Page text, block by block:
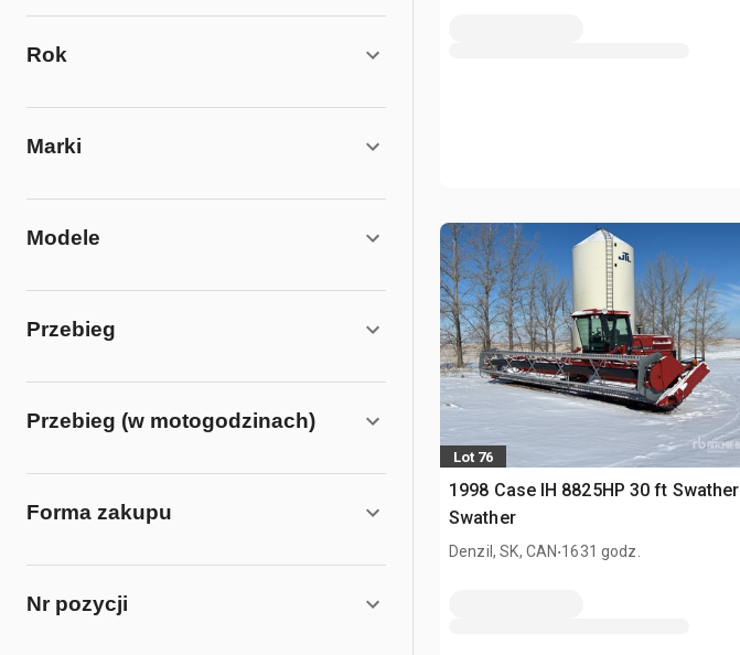
Rok
Marki
Modele
Przebieg
Przebieg (w motogodzinach)
Forma zakupu
Nr pozycji
Lot 76
1998 Case IH 8825HP 30 ft Swather
Swather
Denzil, SK, CAN.1631 godz.